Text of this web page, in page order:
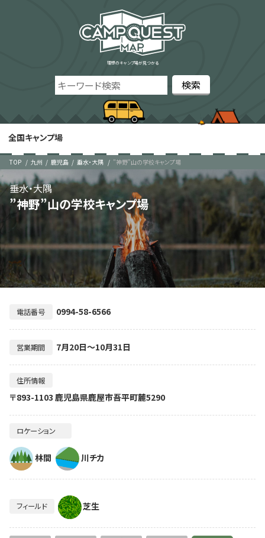
理想のキャンプ場が見つかる
全国キャンプ場
TOP 九州 鹿児島 垂水・大隅 ”神野”山の学校キャンプ場
”神野”山の学校キャンプ場
垂水・大隅
電話番号 0994-58-6566
営業期間 7月20日～10月31日
住所情報
〒893-1103 鹿児島県鹿屋市吾平町麓5290
ロケーション
林間 川チカ
フィールド 芝生